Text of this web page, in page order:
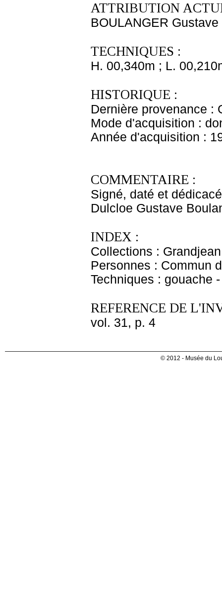
ATTRIBUTION
BOULANGER
TECHNIQUES :
H. 00,340m ; L.
HISTORIQUE :
Dernière provenance :
Mode d'acquisition :
Année d'acquisition :
COMMENTAIRE :
Signé, daté et
Dulcloe Gustave
INDEX :
Collections :
Personnes : Commun
Techniques : gouache
REFERENCE DE
vol. 31, p. 4
© 2012 - Musée du